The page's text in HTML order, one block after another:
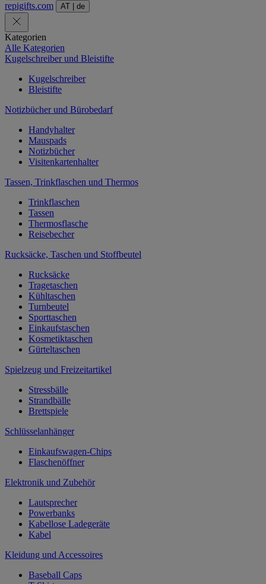
repigifts.com AT de
Kategorien
Alle Kategorien
Kugelschreiber und Bleistifte
Kugelschreiber
Bleistifte
Notizbücher und Bürobedarf
Handyhalter
Mauspads
Notizbücher
Visitenkartenhalter
Tassen, Trinkflaschen und Thermos
Trinkflaschen
Tassen
Thermosflasche
Reisebecher
Rucksäcke, Taschen und Stoffbeutel
Rucksäcke
Tragetaschen
Kühltaschen
Turnbeutel
Sporttaschen
Einkaufstaschen
Kosmetiktaschen
Gürteltaschen
Spielzeug und Freizeitartikel
Stressbälle
Strandbälle
Brettspiele
Schlüsselanhänger
Einkaufswagen-Chips
Flaschenöffner
Elektronik und Zubehör
Lautsprecher
Powerbanks
Kabellose Ladegeräte
Kabel
Kleidung und Accessoires
Baseball Caps